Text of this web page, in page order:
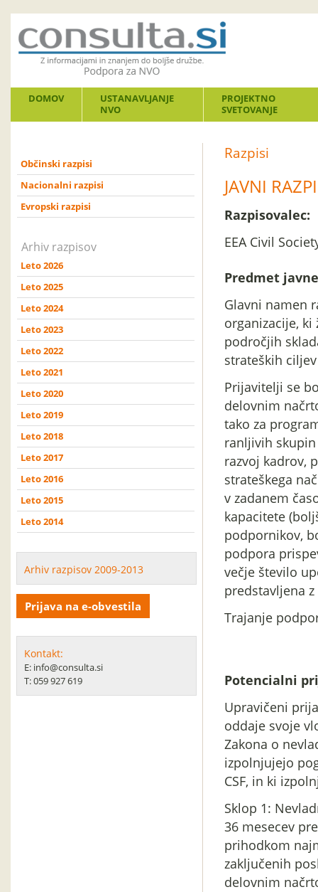
DOMOV
USTANAVLJANJE
NVO
PROJEKTNO
SVETOVANJE
Občinski razpisi
Nacionalni razpisi
Evropski razpisi
Arhiv razpisov
Leto 2026
Leto 2025
Leto 2024
Leto 2023
Leto 2022
Leto 2021
Leto 2020
Leto 2019
Leto 2018
Leto 2017
Leto 2016
Leto 2015
Leto 2014
Arhiv razpisov 2009-2013
Prijava na e-obvestila
Kontakt:
E: info@consulta.si
T: 059 927 619
Razpisi
JAVNI
Razpisovalec:
EEA Civil
Predmet
Glavni namen
organizacije,
področjih
strateških
Prijavitelji se
delovnim
tako za
ranljivih
razvoj kadrov,
strateškega
v zadanem
kapacitete
podpornikov,
podpora
večje število
predstavljena
Trajanje
Potencialni
Upravičeni
oddaje svoje
Zakona o
izpolnjujejo
CSF, in ki
Sklop 1:
36 mesecev
prihodkom
zaključenih
delovnim